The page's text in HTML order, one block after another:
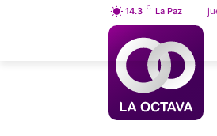
14.3 C La Paz